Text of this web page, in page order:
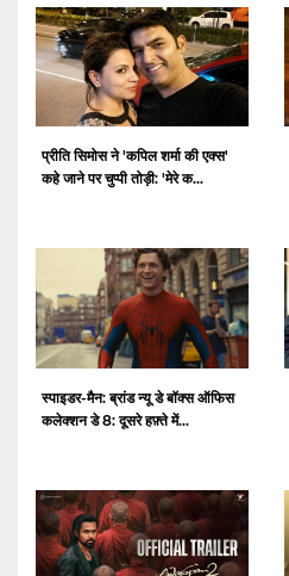
प्रीति सिमोस ने 'कपिल शर्मा की एक्स'
कहे जाने पर चुप्पी तोड़ी: 'मेरे क...
स्पाइडर-मैन: ब्रांड न्यू डे बॉक्स ऑफिस
कलेक्शन डे 8: दूसरे हफ़्ते में...